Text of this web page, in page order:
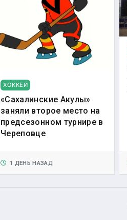
ХОККЕЙ
«Сахалинские Акулы»
заняли второе место на
предсезонном турнире в
Череповце
1 ДЕНЬ НАЗАД